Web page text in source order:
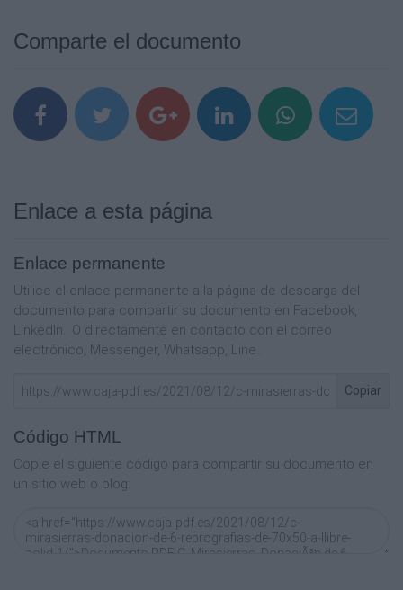
Comparte el documento
Enlace a esta página
Enlace permanente
Utilice el enlace permanente a la página de descarga del
documento para compartir su documento en Facebook,
LinkedIn.. O directamente en contacto con el correo
electrónico, Messenger, Whatsapp, Line..
Copiar
Código HTML
Copie el siguiente código para compartir su documento en
un sitio web o blog: